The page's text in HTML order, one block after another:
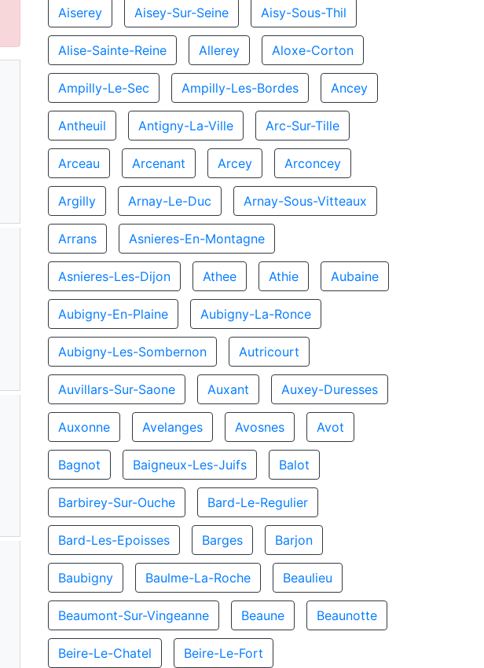
Aiserey Aisey-Sur-Seine Aisy-Sous-Thil
Alise-Sainte-Reine Allerey Aloxe-Corton
Ampilly-Le-Sec Ampilly-Les-Bordes Ancey
Antheuil Antigny-La-Ville Arc-Sur-Tille
Arceau Arcenant Arcey Arconcey
Argilly Arnay-Le-Duc Arnay-Sous-Vitteaux
Arrans Asnieres-En-Montagne
Asnieres-Les-Dijon Athee Athie Aubaine
Aubigny-En-Plaine Aubigny-La-Ronce
Aubigny-Les-Sombernon Autricourt
Auvillars-Sur-Saone Auxant Auxey-Duresses
Auxonne Avelanges Avosnes Avot
Bagnot Baigneux-Les-Juifs Balot
Barbirey-Sur-Ouche Bard-Le-Regulier
Bard-Les-Epoisses Barges Barjon
Baubigny Baulme-La-Roche Beaulieu
Beaumont-Sur-Vingeanne Beaune Beaunotte
Beire-Le-Chatel Beire-Le-Fort